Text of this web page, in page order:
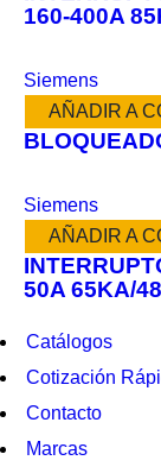
160-400A
Siemens
AÑADIR A
Siemens
AÑADIR A
50A 65KA/
Catálogos
Cotización
Contacto
Marcas